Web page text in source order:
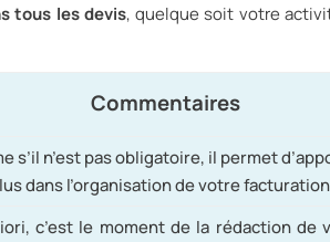
tous les devis, quelque soit votre
Commentaires
s’il n’est pas obligatoire, il permet
dans l’organisation de votre
c’est le moment de la rédaction de